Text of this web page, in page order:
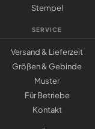
Stempel
SERVICE
Versand & Lieferzeit
Größen & Gebinde
Muster
Für Betriebe
Kontakt